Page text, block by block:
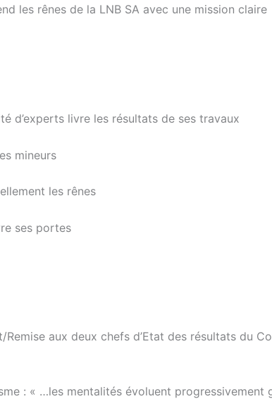
les rênes de la LNB SA avec une mission claire
d’experts livre les résultats de ses travaux
mineurs
les rênes
ses portes
aux deux chefs d’Etat des résultats du
: « …les mentalités évoluent progressivement